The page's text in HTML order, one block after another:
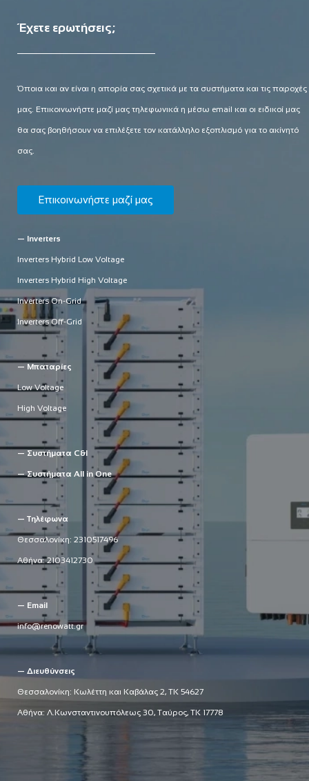
Έχετε ερωτήσεις;
Όποια και αν είναι η απορία σας σχετικά με τα συστήματα και τις παροχές
μας. Επικοινωνήστε μαζί μας τηλεφωνικά η μέσω email και οι ειδικοί μας
θα σας βοηθήσουν να επιλέξετε τον κατάλληλο εξοπλισμό για το ακίνητό
σας.
Επικοινωνήστε μαζί μας
— Inverters
Inverters Hybrid Low Voltage
Inverters Hybrid High Voltage
Inverters On-Grid
Inverters Off-Grid
— Μπαταρίες
Low Voltage
High Voltage
— Συστήματα C&I
— Συστήματα All in One
— Τηλέφωνα
Θεσσαλονίκη: 2310517496
Αθήνα:2103412730
— Email
info@renowatt.gr
— Διευθύνσεις
Θεσσαλονίκη: Κωλέττη και Καβάλας 2, ΤΚ 54627
Αθήνα: Λ.Κωνσταντινουπόλεως 30, Ταύρος, ΤΚ 17778